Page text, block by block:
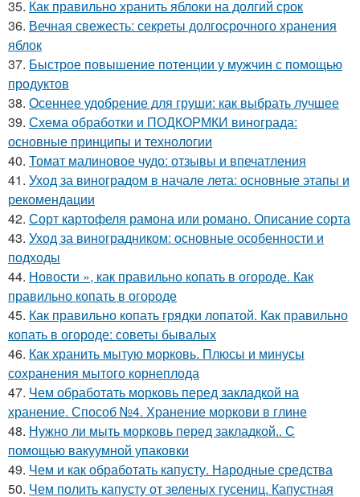
35. Как правильно хранить яблоки на долгий срок
36. Вечная свежесть: секреты долгосрочного хранения
яблок
37. Быстрое повышение потенции у мужчин с помощью
продуктов
38. Осеннее удобрение для груши: как выбрать лучшее
39. Схема обработки и ПОДКОРМКИ винограда:
основные принципы и технологии
40. Томат малиновое чудо: отзывы и впечатления
41. Уход за виноградом в начале лета: основные этапы и
рекомендации
42. Сорт картофеля рамона или романо. Описание сорта
43. Уход за виноградником: основные особенности и
подходы
44. Новости », как правильно копать в огороде. Как
правильно копать в огороде
45. Как правильно копать грядки лопатой. Как правильно
копать в огороде: советы бывалых
46. Как хранить мытую морковь. Плюсы и минусы
сохранения мытого корнеплода
47. Чем обработать морковь перед закладкой на
хранение. Способ №4. Хранение моркови в глине
48. Нужно ли мыть морковь перед закладкой.. С
помощью вакуумной упаковки
49. Чем и как обработать капусту. Народные средства
50. Чем полить капусту от зеленых гусениц. Капустная